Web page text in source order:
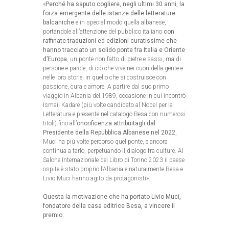
«Perché ha saputo cogliere, negli ultimi 30 anni, la
forza emergente delle istanze delle letterature
balcaniche e in special modo quella albanese,
portandole all’attenzione del pubblico italiano con
raffinate traduzioni ed edizioni curatissime che
hanno tracciato un solido ponte fra Italia e Oriente
d’Europa, un ponte non fatto di pietre e sassi, ma di
persone e parole, di ciò che vive nei cuori della gente e
nelle loro storie, in quello che si costruisce con
passione, cura e amore. A partire dal suo primo
viaggio in Albania del 1989, occasione in cui incontrò
Ismail Kadare (più volte candidato al Nobel per la
Letteratura e presente nel catalogo Besa con numerosi
titoli) fino all’onorificenza attribuitagli dal
Presidente della Repubblica Albanese nel 2022,
Muci ha più volte percorso quel ponte, e ancora
continua a farlo, perpetuando il dialogo fra culture. Al
Salone Internazionale del Libro di Torino 2023 il paese
ospite è stato proprio l’Albania e naturalmente Besa e
Livio Muci hanno agito da protagonisti».
Questa la motivazione che ha portato Livio Muci,
fondatore della casa editrice Besa, a vincere il
premio.